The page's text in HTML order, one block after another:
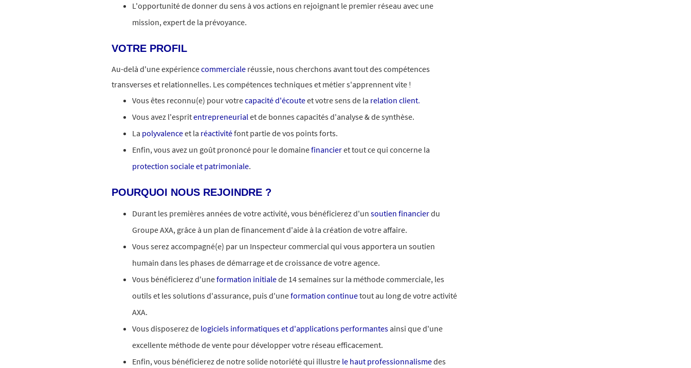
L'opportunité de donner du sens à vos actions en rejoignant le premier réseau avec une
mission, expert de la prévoyance.
VOTRE PROFIL
Au-delà d'une expériencecommerciale réussie, nous cherchons avant tout des compétences
transverses et relationnelles. Les compétences techniques et métier s'apprennent vite !
Vous êtes reconnu(e) pour votrecapacité d'écouteet votre sens de la relation client.
Vous avez l'espritentrepreneurialet de bonnes capacités d'analyse & de synthèse.
La polyvalenceet la réactivitéfont partie de vos points forts.
Enfin, vous avez un goût prononcé pour le domainefinancieret tout ce qui concerne la
protection sociale et patrimoniale.
POURQUOI NOUS REJOINDRE ?
Durant les premières années de votre activité, vous bénéficierez d'un soutien financierdu
Groupe AXA, grâce à un plan de financement d'aide à la création de votre affaire.
Vous serez accompagné(e) par un Inspecteur commercial qui vous apportera un soutien
humain dans les phases de démarrage et de croissance de votre agence.
Vous bénéficierez d'uneformation initialede 14 semaines sur la méthode commerciale, les
outils et les solutions d'assurance, puis d'uneformation continuetout au long de votre activité
AXA.
Vous disposerez de logiciels informatiques et d'applications performantes ainsi que d'une
excellente méthode de vente pour développer votre réseau efficacement.
Enfin, vous bénéficierez de notre solide notoriété qui illustre le haut professionnalismedes